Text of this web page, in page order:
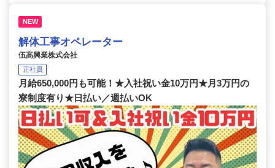
NEW
解体工事オペレーター
伍高興業株式会社
正社員
月給650,000円も可能！★入社祝い金10万円★月3万円の
寮制度有り★日払い／週払いOK